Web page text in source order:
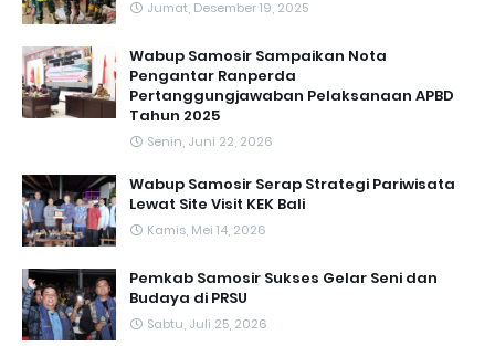
Jumat, Desember 19, 2025
Wabup Samosir Sampaikan Nota
Pengantar Ranperda
Pertanggungjawaban Pelaksanaan APBD
Tahun 2025
Senin, Juni 22, 2026
Wabup Samosir Serap Strategi Pariwisata
Lewat Site Visit KEK Bali
Kamis, Mei 14, 2026
Pemkab Samosir Sukses Gelar Seni dan
Budaya di PRSU
Sabtu, Juli 25, 2026